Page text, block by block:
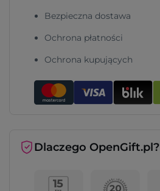
Bezpieczna dostawa
Ochrona płatności
Ochrona kupujących
Dlaczego OpenGift.pl?